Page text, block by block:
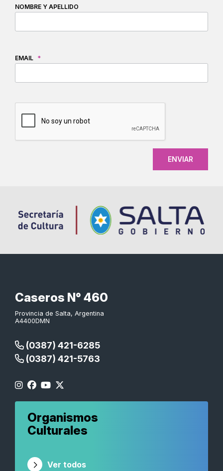
NOMBRE Y APELLIDO
EMAIL *
Caseros N° 460
Provincia de Salta, Argentina
A4400DMN
(0387) 421-6285
(0387) 421-5763
Organismos
Culturales
Ver todos